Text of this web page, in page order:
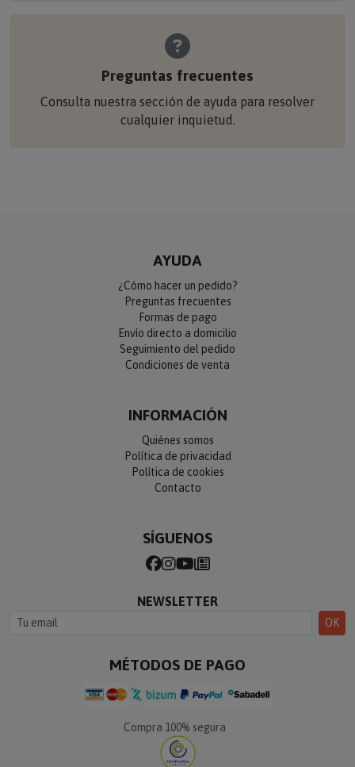
Preguntas frecuentes
Consulta nuestra sección de ayuda para resolver
cualquier inquietud.
AYUDA
¿Cómo hacer un pedido?
Preguntas frecuentes
Formas de pago
Envío directo a domicilio
Seguimiento del pedido
Condiciones de venta
INFORMACIÓN
Quiénes somos
Política de privacidad
Política de cookies
Contacto
SÍGUENOS
NEWSLETTER
OK
MÉTODOS DE PAGO
Compra 100% segura